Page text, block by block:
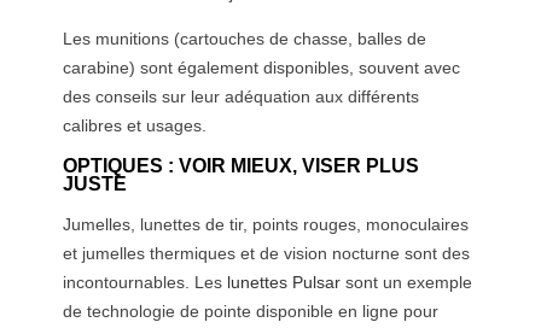
Les munitions (cartouches de chasse, balles de
carabine) sont également disponibles, souvent avec
des conseils sur leur adéquation aux différents
calibres et usages.
OPTIQUES : VOIR MIEUX, VISER PLUS
JUSTE
Jumelles, lunettes de tir, points rouges, monoculaires
et jumelles thermiques et de vision nocturne sont des
incontournables. Les lunettes Pulsar sont un exemple
de technologie de pointe disponible en ligne pour